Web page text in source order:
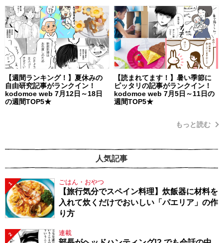
【週間ランキング！】夏休みの
自由研究記事がランクイン！
kodomoe web 7月12日～18日
の週間TOP5★
【読まれてます！】暑い季節に
ピッタリの記事がランクイン！
kodomoe web 7月5日～11日の
週間TOP5★
もっと読む
人気記事
1 ごはん・おやつ
【旅行気分でスペイン料理】炊飯器に材料を
入れて炊くだけでおいしい「パエリア」の作
り方
2 連載